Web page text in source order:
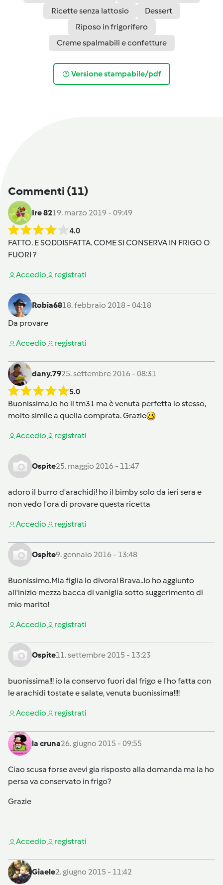
Ricette senza lattosio
Dessert
Riposo in frigorifero
Creme spalmabili e confetture
Versione stampabile/pdf
Commenti (11)
Ire 8219. marzo 2019 - 09:49
4.0
FATTO. E SODDISFATTA. COME SI CONSERVA IN FRIGO O
FUORI ?
Accedio registrati
Robia6818. febbraio 2018 - 04:18
Da provare
Accedio registrati
dany.7925. settembre 2016 - 08:31
5.0
Buonissima,io ho il tm31 ma è venuta perfetta lo stesso,
molto simile a quella comprata. Grazie
Accedio registrati
Ospite25. maggio 2016 - 11:47
adoro il burro d'arachidi! ho il bimby solo da ieri sera e
non vedo l'ora di provare questa ricetta
Accedio registrati
Ospite9. gennaio 2016 - 13:48
Buonissimo.Mia figlia lo divora! Brava..Io ho aggiunto
all'inizio mezza bacca di vaniglia sotto suggerimento di
mio marito!
Accedio registrati
Ospite11. settembre 2015 - 13:23
buonissima!!! io la conservo fuori dal frigo e l'ho fatta con
le arachidi tostate e salate, venuta buonissima!!!!
Accedio registrati
la cruna26. giugno 2015 - 09:55
Ciao scusa forse avevi gia risposto alla domanda ma la ho
persa va conservato in frigo?
Grazie
Accedio registrati
Giaele2. giugno 2015 - 11:42